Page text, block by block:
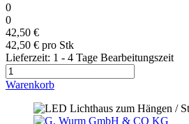
0
0
42,50 €
42,50 € pro Stk
Lieferzeit: 1 - 4 Tage Bearbeitungszeit
Warenkorb